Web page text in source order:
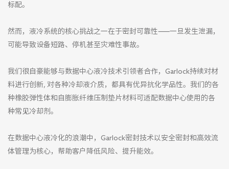
标配。
​​然而，液冷系统的核心挑战之一在于​​密封可靠性​​——一旦发生泄漏，
可能导致设备短路、停机甚至灾难性事故。
我们很自豪能够与数据中心液冷技术引领者合作，Garlock持续对材
料进行创新, 对各种冷却液介质，都具有优异抗化学品性。我们的各
种橡胶弹性体和自膨胀纤维压制垫片材料可适配数据中心使用的各
种常见冷却剂。
在数据中心液冷化的浪潮中，Garlock密封技术以​​安全密封​​和​​高效流
体管理​​为核心，帮助客户降低风险、提升能效。